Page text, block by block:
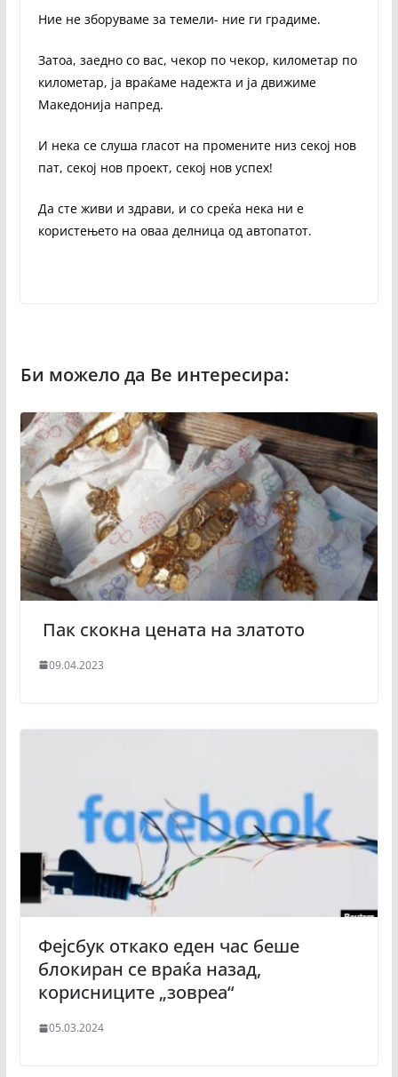
Ние не зборуваме за темели- ние ги градиме.
Затоа, заедно со вас, чекор по чекор, километар по
километар, ја враќаме надежта и ја движиме
Македонија напред.
И нека се слуша гласот на промените низ секој нов
пат, секој нов проект, секој нов успех!
Да сте живи и здрави, и со среќа нека ни е
користењето на оваа делница од автопатот.
Пак скокна цената на златото
09.04.2023
Фејсбук откако еден час беше
блокиран се враќа назад,
корисниците „зовреа“
05.03.2024